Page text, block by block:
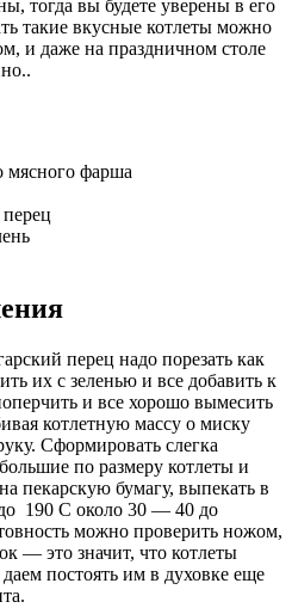
тогда вы будете уверены в его
такие вкусные котлеты можно
и даже на праздничном столе
мясного фарша
перец надо порезать как
их с зеленью и все добавить к
и все хорошо вымесить
котлетную массу о миску
Сформировать слегка
по размеру котлеты и
пекарскую бумагу, выпекать в
190 С около 30 — 40 до
можно проверить ножом,
— это значит, что котлеты
постоять им в духовке еще